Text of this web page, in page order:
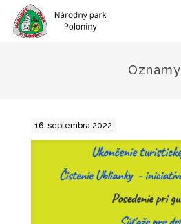
Oznamy
16. septembra 2022